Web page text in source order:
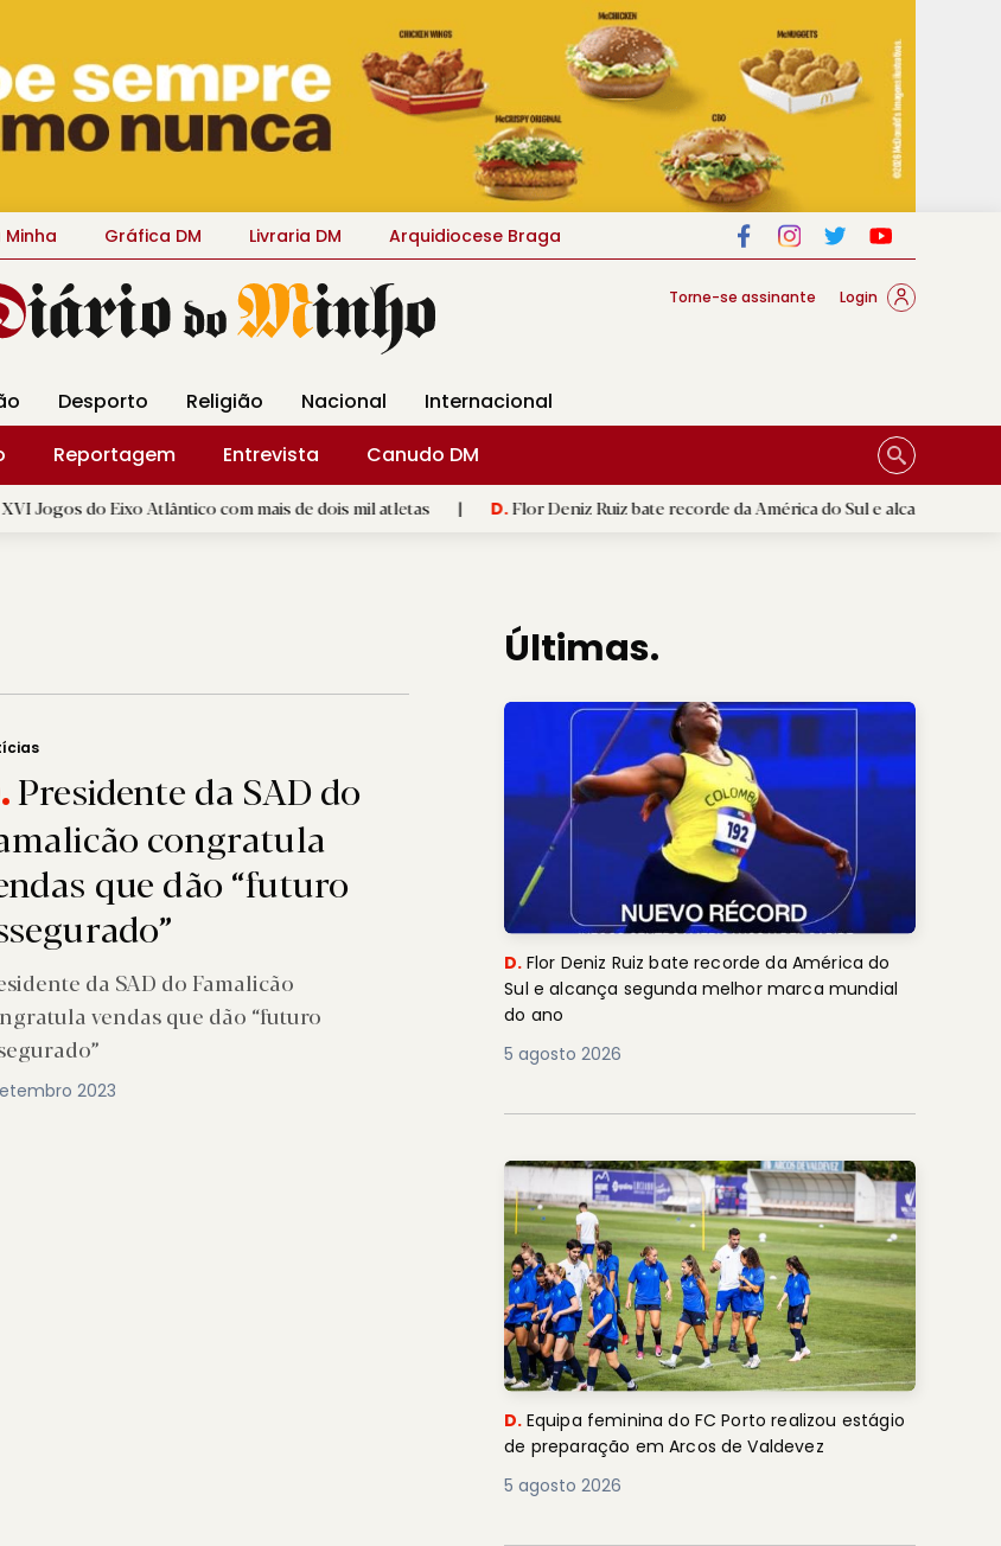
Minha Gráfica DM Livraria DM Arquidiocese Braga
Torne-se assinante Login
Desporto Religião Nacional
Internacional
Reportagem Entrevista
Canudo DM
Atlântico com mais de dois mil atletas | D.Flor Deniz Ruiz bate recorde da América do Sul e alcança segunda melhor
Presidente da SAD do
congratula
que dão “futuro
da SAD do Famalicão
vendas que dão “futuro
2023
Últimas.
D. Flor Deniz Ruiz bate recorde da América do
Sul e alcança segunda melhor marca mundial
do ano
5 agosto 2026
D. Equipa feminina do FC Porto realizou estágio
de preparação em Arcos de Valdevez
5 agosto 2026